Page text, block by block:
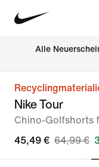
Alle
Nike Tour
Chino-Golfshorts
45,49 € 64,99 €